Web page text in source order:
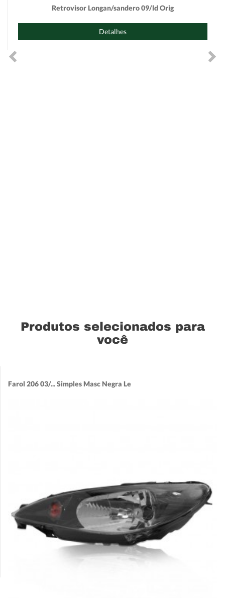
Retrovisor Longan/sandero 09/ld Orig
Detalhes
Produtos selecionados para
você
Farol 206 03/... Simples Masc Negra Le